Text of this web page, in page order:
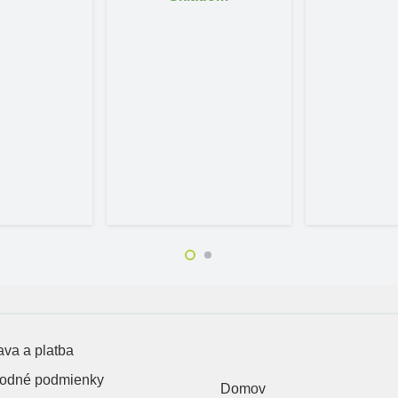
a platba
podmienky
Domov